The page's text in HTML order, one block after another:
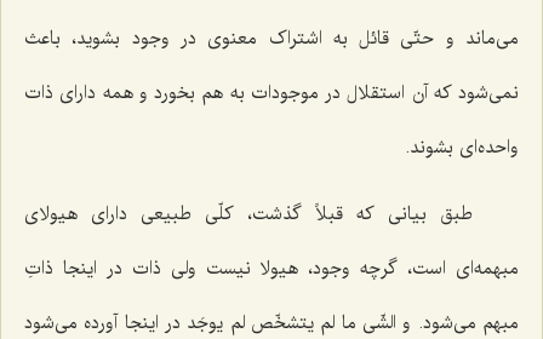
می‌ماند و حتّی قائل به اشتراک معنوی در وجود بشوید، باعث
نمی‌شود که آن استقلال در موجودات به هم بخورد و همه دارای ذات
واحده‌ای بشوند.
طبق بیانی که قبلاً گذشت، کلّی طبیعی دارای هیولای
مبهمه‌ای است، گرچه وجود، هیولا نیست ولی ذات در اینجا ذاتِ
مبهم می‌شود. و الشّی ما لم یتشخّص لم یوجَد در اینجا آورده می‌شود